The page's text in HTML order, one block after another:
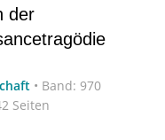
der
• Band: 970
Seiten